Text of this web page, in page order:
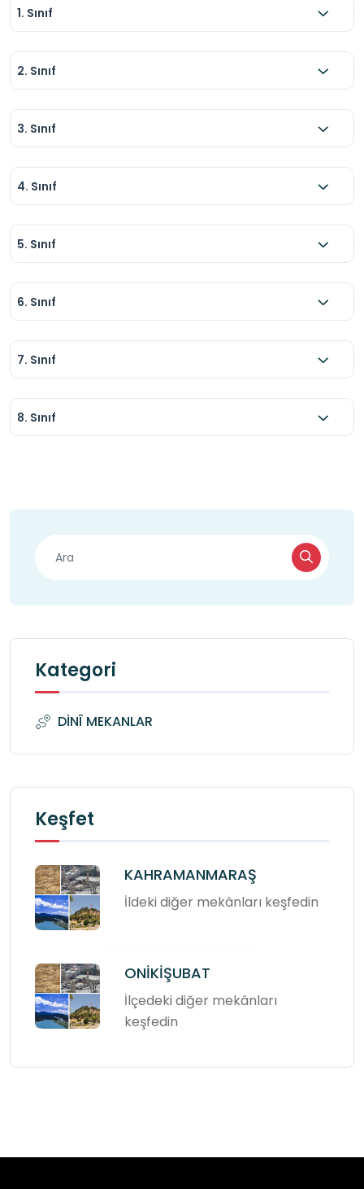
1. Sınıf
2. Sınıf
3. Sınıf
4. Sınıf
5. Sınıf
6. Sınıf
7. Sınıf
8. Sınıf
Kategori
DİNÎ MEKANLAR
Keşfet
KAHRAMANMARAŞ
İldeki diğer mekânları keşfedin
ONİKİŞUBAT
İlçedeki diğer mekânları
keşfedin